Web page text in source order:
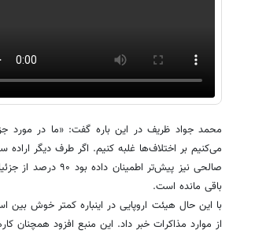
محمد جواد ظریف در این باره گفت: «ما در مورد
می‌کنیم بر اختلاف‌ها غلبه کنیم. اگر طرف دیگر
صالحی نیز پیش‌تر
باقی مانده است.
با این حال هیئت اروپایی در اینباره کمتر خوش
از موارد مذاکرات خبر داد. این منبع افزود همچنان